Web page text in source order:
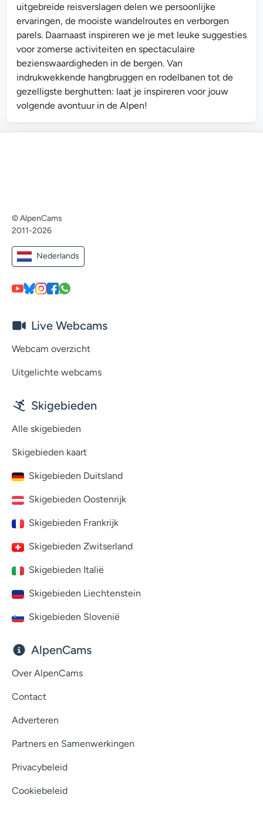
uitgebreide reisverslagen delen we persoonlijke
ervaringen, de mooiste wandelroutes en verborgen
parels. Daarnaast inspireren we je met leuke suggesties
voor zomerse activiteiten en spectaculaire
bezienswaardigheden in de bergen. Van
indrukwekkende hangbruggen en rodelbanen tot de
gezelligste berghutten: laat je inspireren voor jouw
volgende avontuur in de Alpen!
© AlpenCams
2011-2026
Nederlands
Live Webcams
Webcam overzicht
Uitgelichte webcams
Skigebieden
Alle skigebieden
Skigebieden kaart
Skigebieden Duitsland
Skigebieden Oostenrijk
Skigebieden Frankrijk
Skigebieden Zwitserland
Skigebieden Italië
Skigebieden Liechtenstein
Skigebieden Slovenië
AlpenCams
Over AlpenCams
Contact
Adverteren
Partners en Samenwerkingen
Privacybeleid
Cookiebeleid